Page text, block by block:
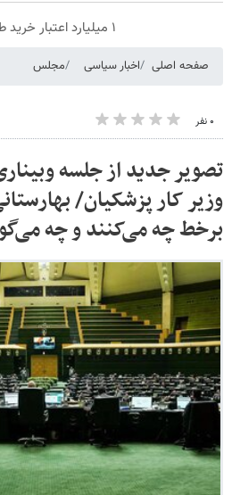
۱ میلیارد اعتبار خرید طلا | بدون ضامن و چک
صفحه اصلی اخبار سیاسی مجلس
۰ نفر
تصویر جدید از جلسه
وزیر کار پزشکیان/
برخط چه می‌کنند و چه